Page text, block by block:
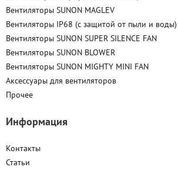
Вентиляторы SUNON MAGLEV
Вентиляторы IP68 (c защитой от пыли и воды)
Вентиляторы SUNON SUPER SILENCE FAN
Вентиляторы SUNON BLOWER
Вентиляторы SUNON MIGHTY MINI FAN
Аксессуары для вентиляторов
Прочее
Информация
Контакты
Статьи